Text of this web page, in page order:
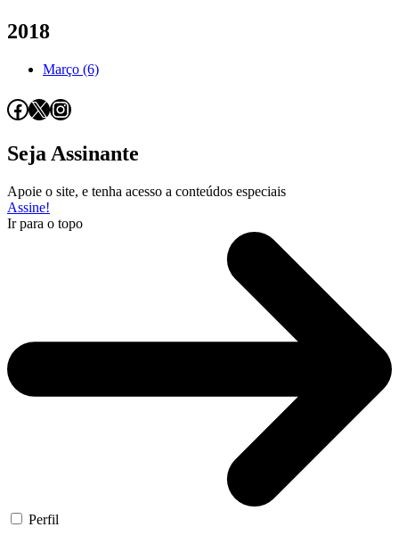
2018
Março (6)
Facebook
X Instagram
Seja Assinante
Apoie o site, e tenha acesso a conteúdos especiais
Assine!
Ir para o topo
Perfil